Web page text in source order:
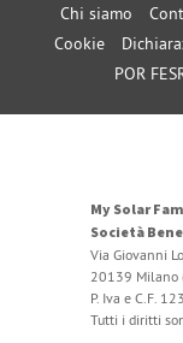
Chi siamo
Cookie
POR
My Solar
Società
Via Giovanni
20139 Milano
P. Iva e C.F.
Tutti i diritti